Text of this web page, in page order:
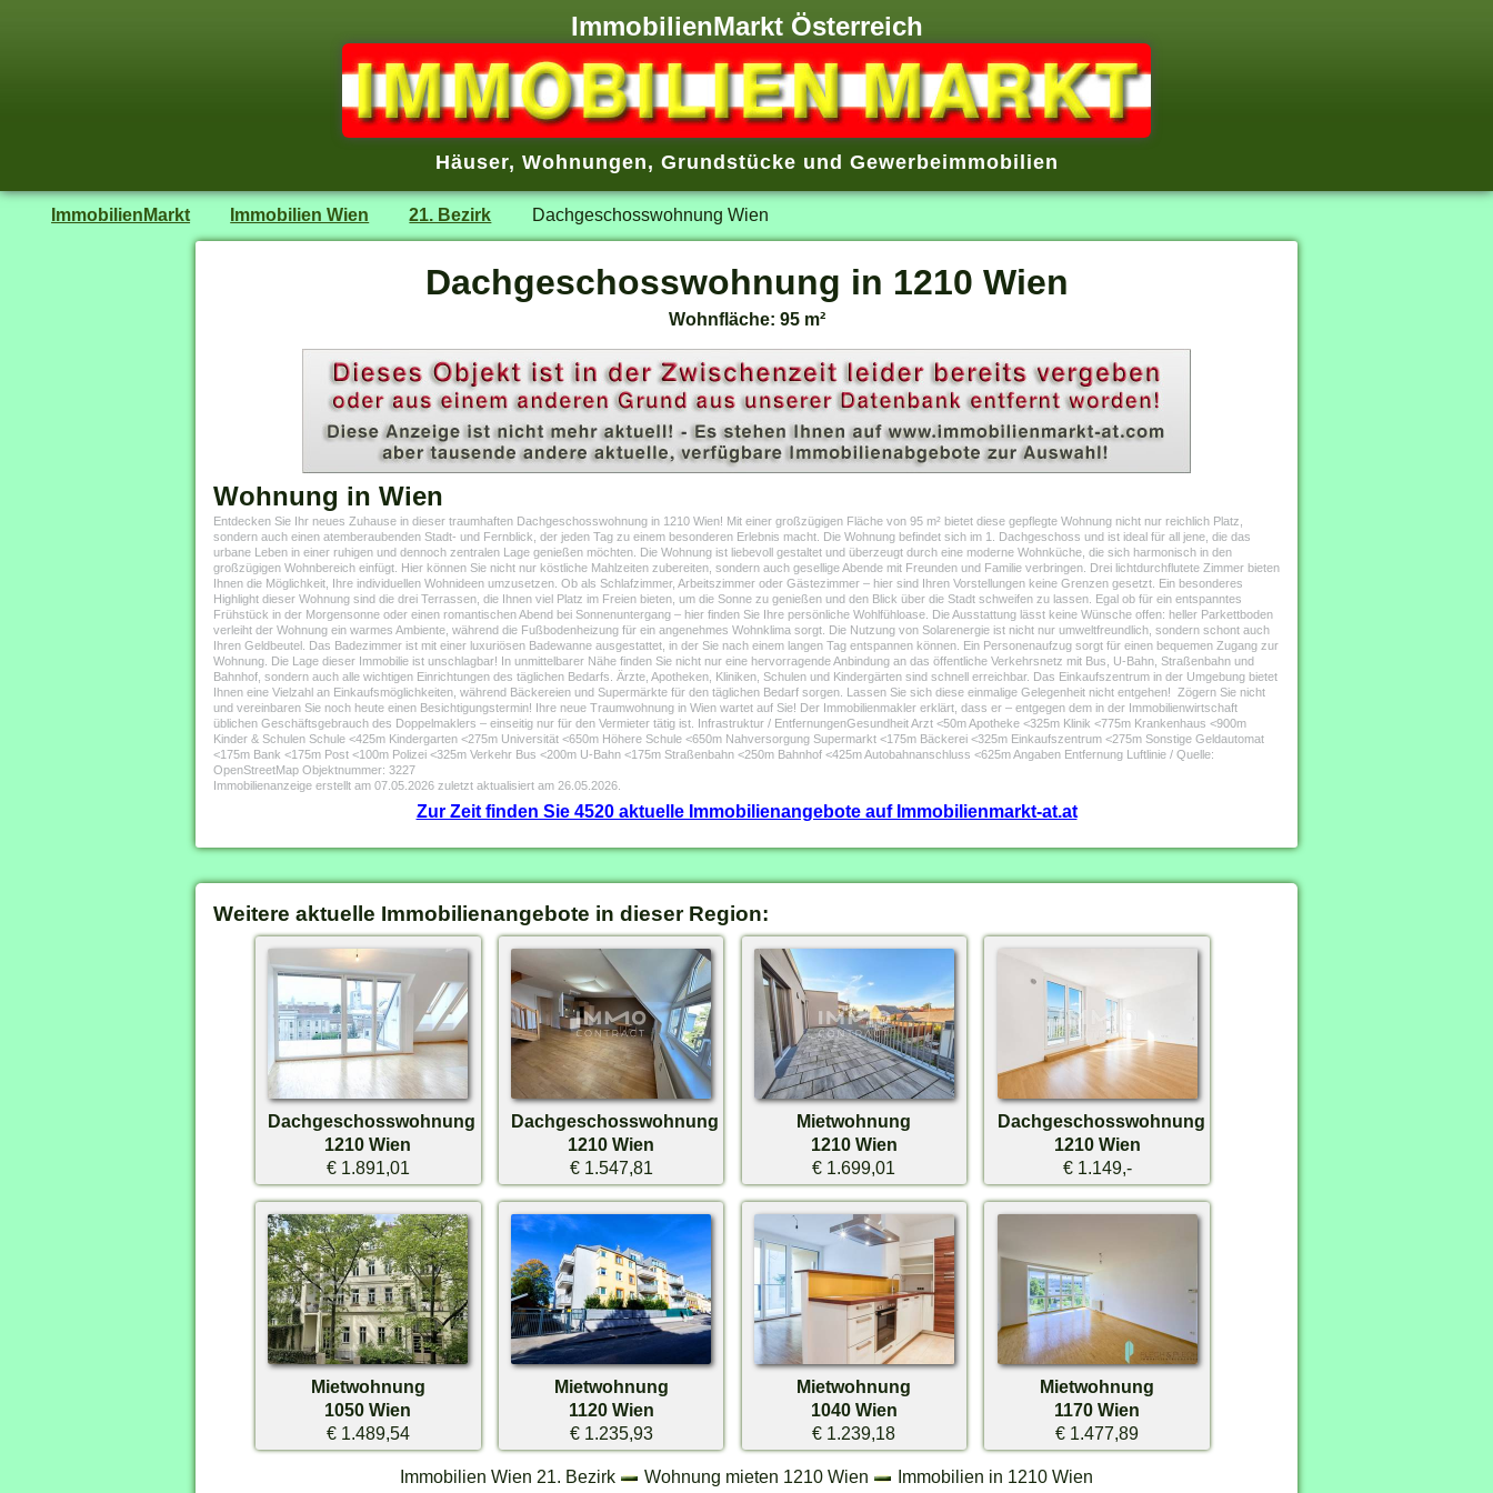
ImmobilienMarkt Österreich
Häuser, Wohnungen, Grundstücke und Gewerbeimmobilien
ImmobilienMarkt Immobilien Wien 21. Bezirk Dachgeschosswohnung Wien
Dachgeschosswohnung in 1210 Wien
Wohnfläche: 95 m²
Wohnung in Wien
Entdecken Sie Ihr neues Zuhause in dieser traumhaften Dachgeschosswohnung in 1210 Wien! Mit einer großzügigen Fläche von 95 m² bietet diese gepflegte Wohnung nicht nur reichlich Platz,
sondern auch einen atemberaubenden Stadt- und Fernblick, der jeden Tag zu einem besonderen Erlebnis macht. Die Wohnung befindet sich im 1. Dachgeschoss und ist ideal für all jene, die das
urbane Leben in einer ruhigen und dennoch zentralen Lage genießen möchten. Die Wohnung ist liebevoll gestaltet und überzeugt durch eine moderne Wohnküche, die sich harmonisch in den
großzügigen Wohnbereich einfügt. Hier können Sie nicht nur köstliche Mahlzeiten zubereiten, sondern auch gesellige Abende mit Freunden und Familie verbringen. Drei lichtdurchflutete Zimmer bieten
Ihnen die Möglichkeit, Ihre individuellen Wohnideen umzusetzen. Ob als Schlafzimmer, Arbeitszimmer oder Gästezimmer – hier sind Ihren Vorstellungen keine Grenzen gesetzt. Ein besonderes
Highlight dieser Wohnung sind die drei Terrassen, die Ihnen viel Platz im Freien bieten, um die Sonne zu genießen und den Blick über die Stadt schweifen zu lassen. Egal ob für ein entspanntes
Frühstück in der Morgensonne oder einen romantischen Abend bei Sonnenuntergang – hier finden Sie Ihre persönliche Wohlfühloase. Die Ausstattung lässt keine Wünsche offen: heller Parkettboden
verleiht der Wohnung ein warmes Ambiente, während die Fußbodenheizung für ein angenehmes Wohnklima sorgt. Die Nutzung von Solarenergie ist nicht nur umweltfreundlich, sondern schont auch
Ihren Geldbeutel. Das Badezimmer ist mit einer luxuriösen Badewanne ausgestattet, in der Sie nach einem langen Tag entspannen können. Ein Personenaufzug sorgt für einen bequemen Zugang zur
Wohnung. Die Lage dieser Immobilie ist unschlagbar! In unmittelbarer Nähe finden Sie nicht nur eine hervorragende Anbindung an das öffentliche Verkehrsnetz mit Bus, U-Bahn, Straßenbahn und
Bahnhof, sondern auch alle wichtigen Einrichtungen des täglichen Bedarfs. Ärzte, Apotheken, Kliniken, Schulen und Kindergärten sind schnell erreichbar. Das Einkaufszentrum in der Umgebung bietet
Ihnen eine Vielzahl an Einkaufsmöglichkeiten, während Bäckereien und Supermärkte für den täglichen Bedarf sorgen. Lassen Sie sich diese einmalige Gelegenheit nicht entgehen! Zögern Sie nicht
und vereinbaren Sie noch heute einen Besichtigungstermin! Ihre neue Traumwohnung in Wien wartet auf Sie! Der Immobilienmakler erklärt, dass er – entgegen dem in der Immobilienwirtschaft
üblichen Geschäftsgebrauch des Doppelmaklers – einseitig nur für den Vermieter tätig ist. Infrastruktur / EntfernungenGesundheit Arzt <50m Apotheke <325m Klinik <775m Krankenhaus <900m
Kinder & Schulen Schule <425m Kindergarten <275m Universität <650m Höhere Schule <650m Nahversorgung Supermarkt <175m Bäckerei <325m Einkaufszentrum <275m Sonstige Geldautomat
<175m Bank <175m Post <100m Polizei <325m Verkehr Bus <200m U-Bahn <175m Straßenbahn <250m Bahnhof <425m Autobahnanschluss <625m Angaben Entfernung Luftlinie / Quelle:
OpenStreetMap Objektnummer: 3227
Immobilienanzeige erstellt am 07.05.2026 zuletzt aktualisiert am 26.05.2026.
Zur Zeit finden Sie 4520 aktuelle Immobilienangebote auf Immobilienmarkt-at.at
Weitere aktuelle Immobilienangebote in dieser Region:
Dachgeschosswohnung
1210 Wien
€ 1.891,01
Dachgeschosswohnung
1210 Wien
€ 1.547,81
Mietwohnung
1210 Wien
€ 1.699,01
Dachgeschosswohnung
1210 Wien
€ 1.149,-
Mietwohnung
1050 Wien
€ 1.489,54
Mietwohnung
1120 Wien
€ 1.235,93
Mietwohnung
1040 Wien
€ 1.239,18
Mietwohnung
1170 Wien
€ 1.477,89
Immobilien Wien 21. Bezirk Wohnung mieten 1210 Wien Immobilien in 1210 Wien